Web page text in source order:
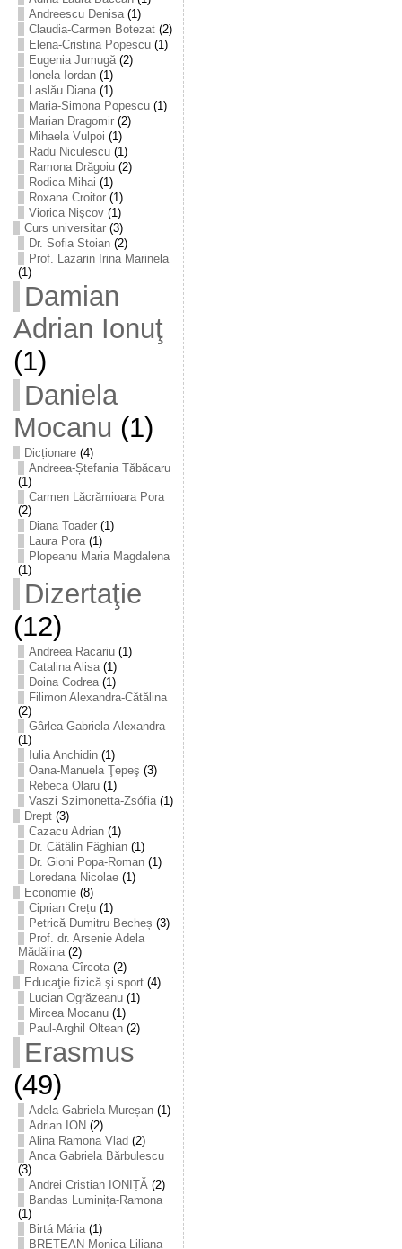
Andreescu Denisa(1)
Claudia-Carmen Botezat(2)
Elena-Cristina Popescu(1)
Eugenia Jumugă(2)
Ionela Iordan(1)
Laslău Diana(1)
Maria-Simona Popescu(1)
Marian Dragomir(2)
Mihaela Vulpoi (1)
Radu Niculescu(1)
Ramona Drăgoiu(2)
Rodica Mihai (1)
Roxana Croitor(1)
Viorica Nişcov(1)
Curs universitar(3)
Dr. Sofia Stoian(2)
Prof. Lazarin Irina Marinela
(1)
Damian
Adrian Ionuţ
(1)
Daniela
Mocanu (1)
Dicționare(4)
Andreea-Ștefania Tăbăcaru
(1)
Carmen Lăcrămioara Pora
(2)
Diana Toader(1)
Laura Pora(1)
Plopeanu Maria Magdalena
(1)
Dizertaţie
(12)
Andreea Racariu(1)
Catalina Alisa(1)
Doina Codrea(1)
Filimon Alexandra-Cătălina
(2)
Gârlea Gabriela-Alexandra
(1)
Iulia Anchidin(1)
Oana-Manuela Ţepeş (3)
Rebeca Olaru(1)
Vaszi Szimonetta-Zsófia(1)
Drept(3)
Cazacu Adrian(1)
Dr. Cătălin Făghian(1)
Dr. Gioni Popa-Roman(1)
Loredana Nicolae(1)
Economie(8)
Ciprian Crețu(1)
Petrică Dumitru Becheș (3)
Prof. dr. Arsenie Adela
Mădălina(2)
Roxana Cîrcota(2)
Educaţie fizică şi sport(4)
Lucian Ogrăzeanu(1)
Mircea Mocanu(1)
Paul-Arghil Oltean(2)
Erasmus
(49)
Adela Gabriela Mureșan(1)
Adrian ION (2)
Alina Ramona Vlad (2)
Anca Gabriela Bărbulescu
(3)
Andrei Cristian IONIȚĂ(2)
Bandas Luminița-Ramona
(1)
Birtá Mária(1)
BRETEAN Monica-Liliana